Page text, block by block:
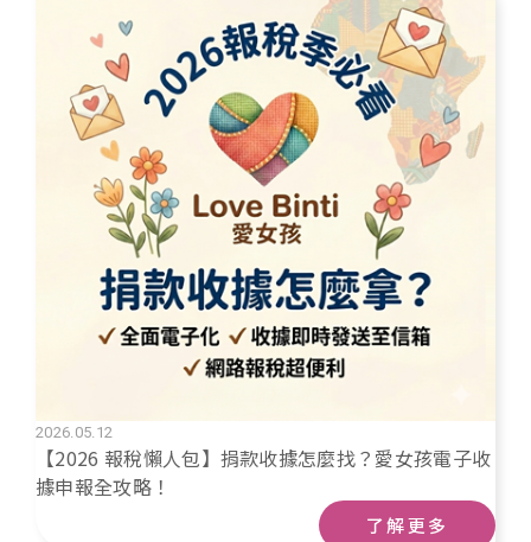
2026.05.12
【2026 報稅懶人包】捐款收據怎麼找？愛女孩電子收
據申報全攻略！
了解更多